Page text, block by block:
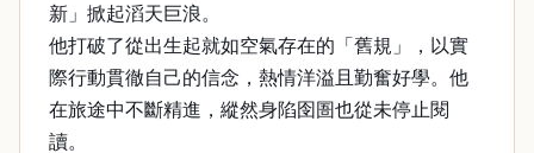
新」掀起滔天巨浪。
他打破了從出生起就如空氣存在的「舊規」，以實
際行動貫徹自己的信念，熱情洋溢且勤奮好學。他
在旅途中不斷精進，縱然身陷囹圄也從未停止閱
讀。